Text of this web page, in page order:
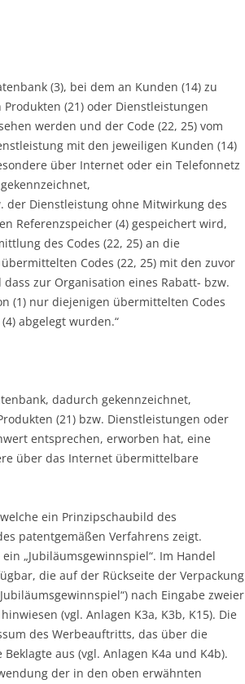
(3), bei dem an Kunden (14) zu
(21) oder Dienstleistungen
werden und der Code (22, 25) vom
mit den jeweiligen Kunden (14)
über Internet oder ein Telefonnetz
der Dienstleistung ohne Mitwirkung des
Referenzspeicher (4) gespeichert wird,
des Codes (22, 25) an die
Codes (22, 25) mit den zuvor
zur Organisation eines Rabatt- bzw.
(1) nur diejenigen übermittelten Codes
abgelegt wurden.“
dadurch gekennzeichnet,
(21) bzw. Dienstleistungen oder
entsprechen, erworben hat, eine
über das Internet übermittelbare
ein Prinzipschaubild des
patentgemäßen Verfahrens zeigt.
„Jubiläumsgewinnspiel“. Im Handel
die auf der Rückseite der Verpackung
nach Eingabe zweier
(vgl. Anlagen K3a, K3b, K15). Die
des Werbeauftritts, das über die
aus (vgl. Anlagen K4a und K4b).
der in den oben erwähnten